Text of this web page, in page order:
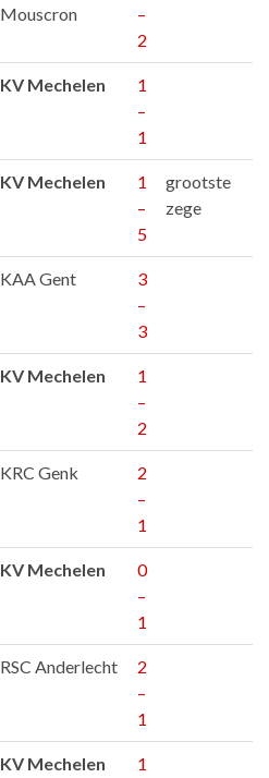
Mouscron
–
2
KV Mechelen
1
–
1
KV Mechelen
1
–
5
grootste
zege
KAA Gent
3
–
3
KV Mechelen
1
–
2
KRC Genk
2
–
1
KV Mechelen
0
–
1
RSC Anderlecht
2
–
1
KV Mechelen
1